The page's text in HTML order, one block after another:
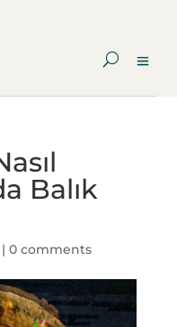
Balık
0 comments